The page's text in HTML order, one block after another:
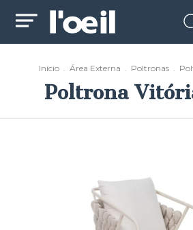
Início . Área Externa . Poltronas .
Poltrona